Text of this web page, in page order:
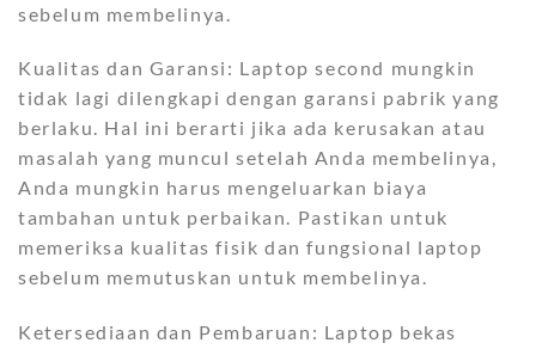
sebelum membelinya.
Kualitas dan Garansi: Laptop second mungkin
tidak lagi dilengkapi dengan garansi pabrik yang
berlaku. Hal ini berarti jika ada kerusakan atau
masalah yang muncul setelah Anda membelinya,
Anda mungkin harus mengeluarkan biaya
tambahan untuk perbaikan. Pastikan untuk
memeriksa kualitas fisik dan fungsional laptop
sebelum memutuskan untuk membelinya.
Ketersediaan dan Pembaruan: Laptop bekas